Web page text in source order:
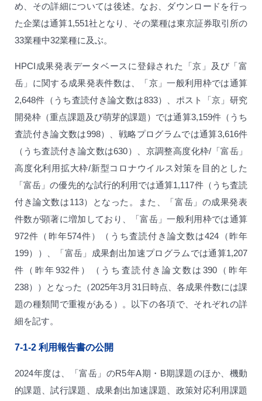
め、その詳細については後述。なお、ダウンロードを行っ
た企業は通算1,551社となり、その業種は東京証券取引所の
33業種中32業種に及ぶ。
HPCI成果発表データベースに登録された「京」及び「富
岳」に関する成果発表件数は、「京」一般利用枠では通算
2,648件（うち査読付き論文数は833）、ポスト「京」研究
開発枠（重点課題及び萌芽的課題）では通算3,159件（うち
査読付き論文数は998）、戦略プログラムでは通算3,616件
（うち査読付き論文数は630）、京調整高度化枠/「富岳」
高度化利用拡大枠/新型コロナウイルス対策を目的とした
「富岳」の優先的な試行的利用では通算1,117件（うち査読
付き論文数は113）となった。また、「富岳」の成果発表
件数が顕著に増加しており、「富岳」一般利用枠では通算
972件（昨年574件）（うち査読付き論文数は424（昨年
199））、「富岳」成果創出加速プログラムでは通算1,207
件（昨年932件）（うち査読付き論文数は390（昨年
238））となった（2025年3月31日時点、各成果件数には課
題の種類間で重複がある）。以下の各項で、それぞれの詳
細を記す。
7-1-2 利用報告書の公開
2024年度は、「富岳」のR5年A期・B期課題のほか、機動
的課題、試行課題、成果創出加速課題、政策対応利用課題